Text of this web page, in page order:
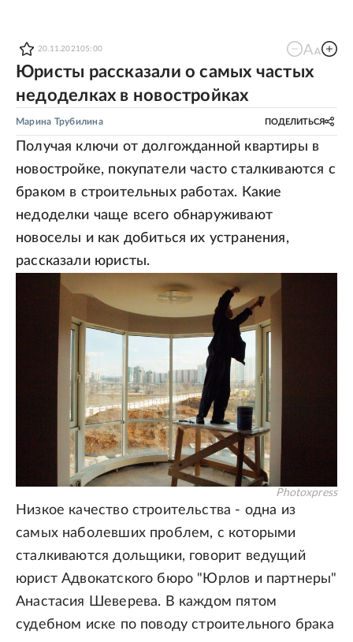
20.11.202105:00
Юристы рассказали о самых частых
недоделках в новостройках
Марина Трубилина ПОДЕЛИТЬСЯ
Получая ключи от долгожданной квартиры в
новостройке, покупатели часто сталкиваются с
браком в строительных работах. Какие
недоделки чаще всего обнаруживают
новоселы и как добиться их устранения,
рассказали юристы.
Photoxpress
Низкое качество строительства - одна из
самых наболевших проблем, с которыми
сталкиваются дольщики, говорит ведущий
юрист Адвокатского бюро "Юрлов и партнеры"
Анастасия Шеверева. В каждом пятом
судебном иске по поводу строительного брака